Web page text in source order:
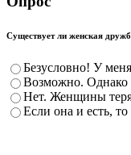
Существует ли женская
Безусловно! У
Возможно. Однако
Нет. Женщины
Если она и есть,